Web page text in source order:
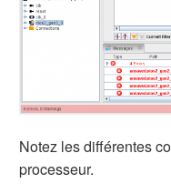
Notez les différentes
processeur.